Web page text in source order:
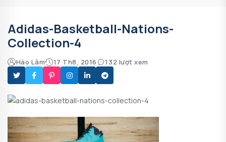
Adidas-Basketball-Nations-
Collection-4
Hào Lâm 17 Th8, 2016 132 lượt xem